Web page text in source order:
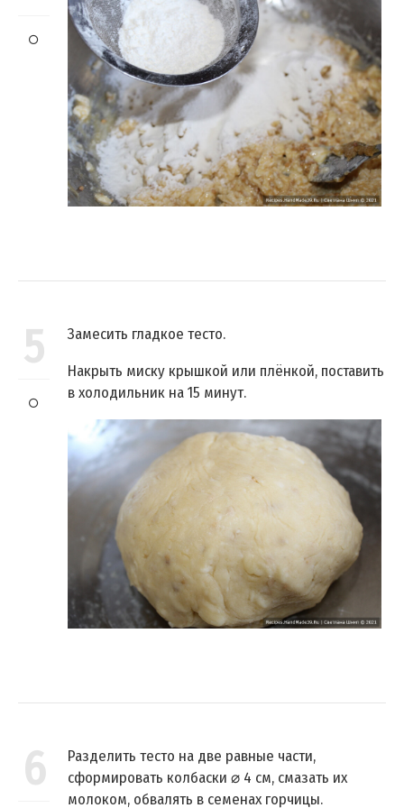
5
Замесить гладкое тесто.
Накрыть миску крышкой или плёнкой, поставить
в холодильник на 15 минут.
6
Разделить тесто на две равные части,
сформировать колбаски ⌀ 4 см, смазать их
молоком, обвалять в семенах горчицы.